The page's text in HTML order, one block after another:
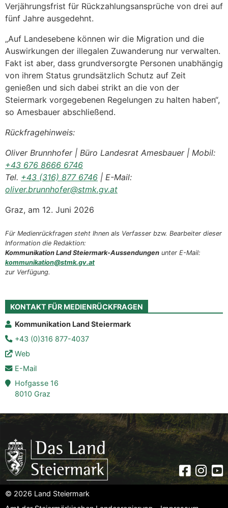
Verjährungsfrist für Rückzahlungsansprüche von drei auf
fünf Jahre ausgedehnt.
„Auf Landesebene können wir die Migration und die
Auswirkungen der illegalen Zuwanderung nur verwalten.
Fakt ist aber, dass grundversorgte Personen unabhängig
von ihrem Status grundsätzlich Schutz auf Zeit
genießen und sich dabei strikt an die von der
Steiermark vorgegebenen Regelungen zu halten haben“,
so Amesbauer abschließend.
Rückfragehinweis:
Oliver Brunnhofer | Büro Landesrat Amesbauer | Mobil:
+43 676 8666 6746
Tel. +43 (316) 877 6746 | E-Mail:
oliver.brunnhofer@stmk.gv.at
Graz, am 12. Juni 2026
Für Medienrückfragen steht Ihnen als Verfasser bzw. Bearbeiter dieser
Information die Redaktion:
Kommunikation Land Steiermark-Aussendungen unter E-Mail:
kommunikation@stmk.gv.at
zur Verfügung.
KONTAKT FÜR MEDIENRÜCKFRAGEN
Kommunikation Land Steiermark
+43 (0)316 877-4037
Web
E-Mail
Hofgasse 16
8010 Graz
© 2026 Land Steiermark